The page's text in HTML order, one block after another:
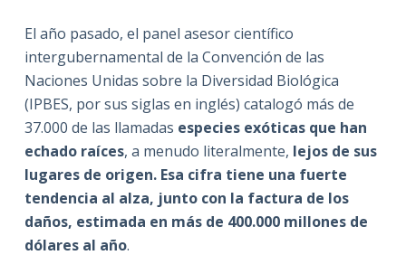
El año pasado, el panel asesor científico
intergubernamental de la Convención de las
Naciones Unidas sobre la Diversidad Biológica
(IPBES, por sus siglas en inglés) catalogó más de
37.000 de las llamadas especies exóticas que han
echado raíces, a menudo literalmente, lejos de sus
lugares de origen. Esa cifra tiene una fuerte
tendencia al alza, junto con la factura de los
daños, estimada en más de 400.000 millones de
dólares al año.